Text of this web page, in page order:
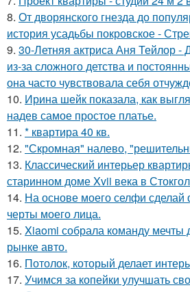
8. От дворянского гнезда до
история усадьбы покровское -
9. 30-Летняя актриса Аня Тейлор -
из-за сложного детства и
она часто чувствовала себя
10. Ирина шейк показала, как
надев самое простое платье.
11. * квартира 40 кв.
12. "Скромная" налево,
13. Классический интерьер
старинном доме Xvii века в
14. На основе моего селфи сделай
черты моего лица.
15. Xiaomi собрала команду мечты
рынке авто.
16. Потолок, который делает
17. Учимся за копейки улучшать